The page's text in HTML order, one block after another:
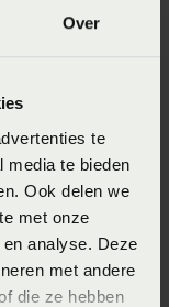
Over
te
media te bieden
Ook delen we
met onze
analyse. Deze
met andere
die ze hebben
in de
Informeer